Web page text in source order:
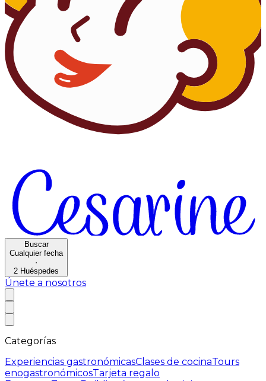
Buscar
Cualquier fecha
·
2 Huéspedes
Únete a nosotros
Categorías
Experiencias gastronómicasClases de cocinaTours
enogastronómicosTarjeta regalo